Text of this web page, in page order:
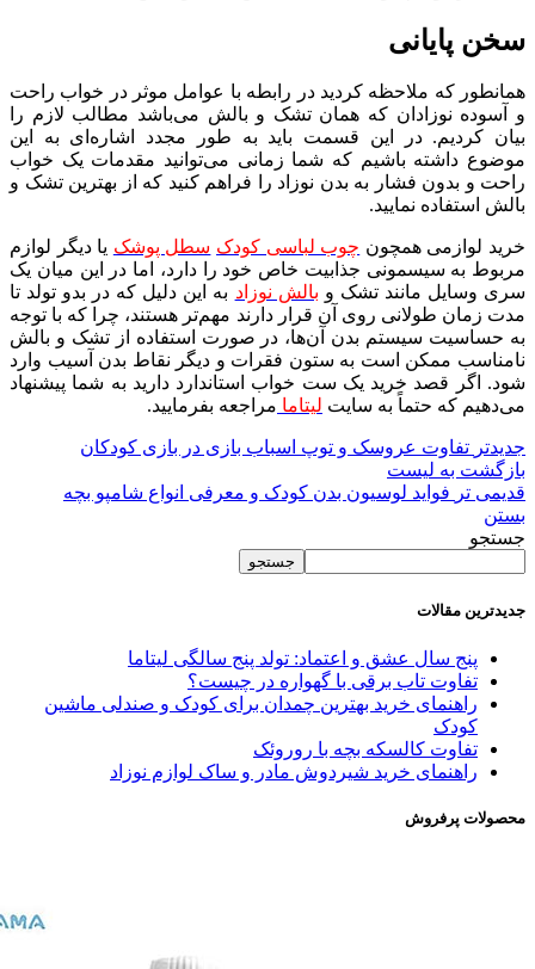
سخن پایانی
همانطور که ملاحظه کردید در رابطه با عوامل موثر در خواب راحت
و آسوده نوزادان که همان تشک و بالش می‌باشد مطالب لازم را
بیان کردیم. در این قسمت باید به طور مجدد اشاره‌ای به این
موضوع داشته باشیم که شما زمانی می‌توانید مقدمات یک خواب
راحت و بدون فشار به بدن نوزاد را فراهم کنید که از بهترین تشک و
بالش استفاده نمایید.
خرید لوازمی همچون چوب لباسی کودک سطل پوشک یا دیگر لوازم
مربوط به سیسمونی جذابیت خاص خود را دارد، اما در این میان یک
سری وسایل مانند تشک و بالش نوزاد به این دلیل که در بدو تولد تا
مدت زمان طولانی روی آن قرار دارند مهم‌تر هستند، چرا که با توجه
به حساسیت سیستم بدن آن‌ها، در صورت استفاده از تشک و بالش
نامناسب ممکن است به ستون فقرات و دیگر نقاط بدن آسیب وارد
شود. اگر قصد خرید یک ست خواب استاندارد دارید به شما پیشنهاد
می‌دهیم که حتماً به سایت لیتاما مراجعه بفرمایید.
جدیدتر تفاوت عروسک و توپ اسباب بازی در بازی کودکان
بازگشت به لیست
قدیمی تر فواید لوسیون بدن کودک و معرفی انواع شامپو بچه
بستن
جستجو
جستجو
جدیدترین مقالات
پنج سال عشق و اعتماد: تولد پنج سالگی لیتاما
تفاوت تاب برقی با گهواره در چیست؟
راهنمای خرید بهترین چمدان برای کودک و صندلی ماشین
کودک
تفاوت کالسکه بچه با روروئک
راهنمای خرید شیردوش مادر و ساک لوازم نوزاد
محصولات پرفروش